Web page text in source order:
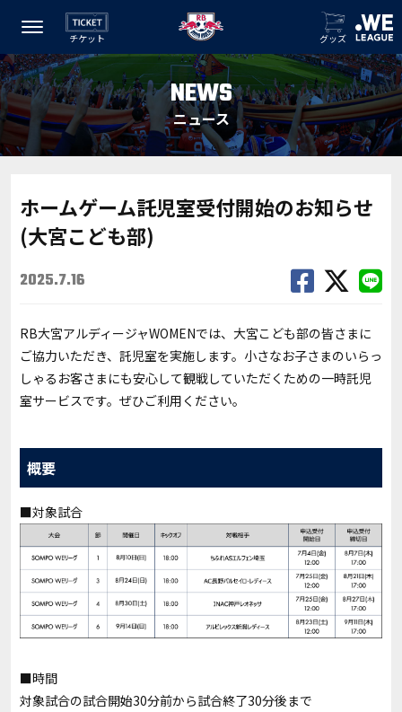
チケット グッズ
NEWS
ニュース
ホームゲーム託児室受付開始のお知らせ
(大宮こども部)
2025.7.16
RB大宮アルディージャWOMENでは、大宮こども部の皆さまに
ご協力いただき、託児室を実施します。小さなお子さまのいらっ
しゃるお客さまにも安心して観戦していただくための一時託児
室サービスです。ぜひご利用ください。
概要
■対象試合
■時間
対象試合の試合開始30分前から試合終了30分後まで